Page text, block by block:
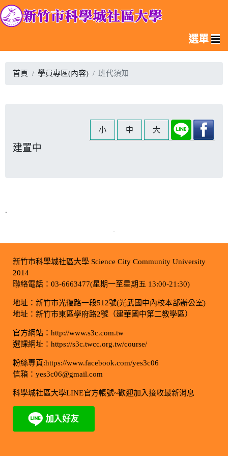
選單
首頁 學員專區(內容) 班代須知
小 中 大
建置中
.
新竹市科學城社區大學 Science City Community University
2014
聯絡電話：03-6663477(星期一至星期五 13:00-21:30)
地址：新竹市光復路一段512號(光武國中內校本部辦公室)
地址：新竹市東區學府路2號（建華國中第二教學區）
官方網站：http://www.s3c.com.tw
選課網址：https://s3c.twcc.org.tw/course/
粉絲專頁:https://www.facebook.com/yes3c06
信箱：yes3c06@gmail.com
科學城社區大學LINE官方帳號~歡迎加入接收最新消息